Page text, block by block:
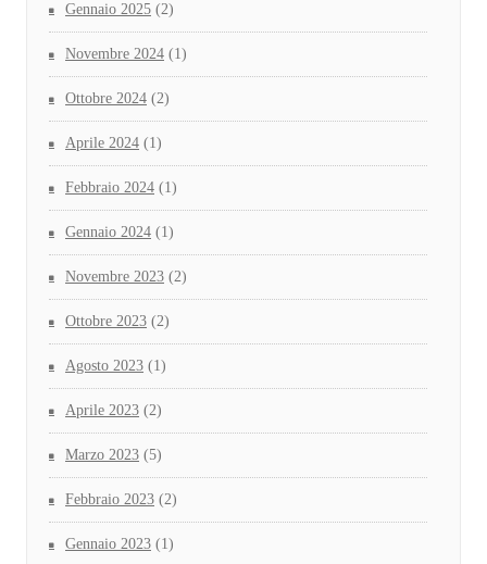
Gennaio 2025 (2)
Novembre 2024 (1)
Ottobre 2024 (2)
Aprile 2024 (1)
Febbraio 2024 (1)
Gennaio 2024 (1)
Novembre 2023 (2)
Ottobre 2023 (2)
Agosto 2023 (1)
Aprile 2023 (2)
Marzo 2023 (5)
Febbraio 2023 (2)
Gennaio 2023 (1)